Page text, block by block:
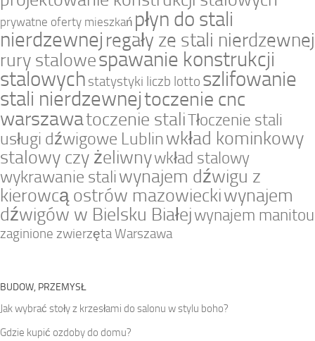
prywatne oferty mieszkań płyn do stali
nierdzewnej regały ze stali nierdzewnej
rury stalowespawanie konstrukcji
stalowych statystyki liczb lotto szlifowanie
stali nierdzewnejtoczenie cnc
warszawatoczenie staliTłoczenie stali
usługi dźwigowe Lublin wkład kominkowy
stalowy czy żeliwnywkład stalowy
wykrawanie staliwynajem dźwigu z
kierowcą ostrów mazowieckiwynajem
dźwigów w Bielsku Białejwynajem manitou
zaginione zwierzęta Warszawa
BUDOW, PRZEMYSŁ
Jak wybrać stoły z krzesłami do salonu w stylu boho?
Gdzie kupić ozdoby do domu?